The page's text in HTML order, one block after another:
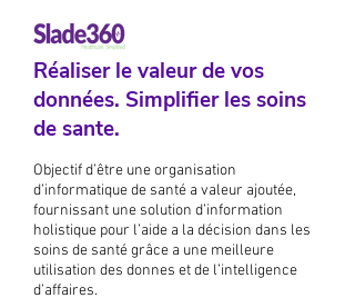
Réaliser le valeur de vos
données. Simplifier les soins
de sante.
Objectif d’être une organisation
d’informatique de santé a valeur ajoutée,
fournissant une solution d’information
holistique pour l’aide a la décision dans les
soins de santé grâce a une meilleure
utilisation des donnes et de l’intelligence
d’affaires.